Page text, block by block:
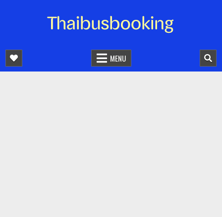
จองตั๋วรถออนไลน์ 24 ชั่วโมง
MENU